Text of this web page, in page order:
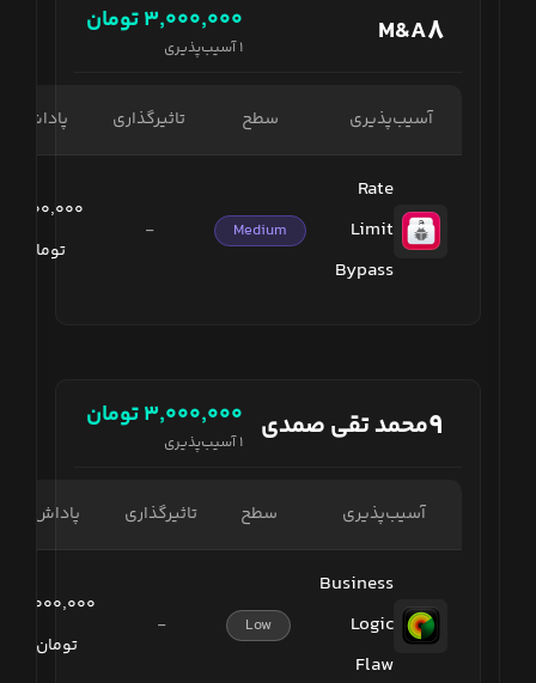
۸M&A ۳٬۰۰۰٬۰۰۰تومان
۱آسیب‌پذیری
آسیب‌پذیری سطح تاثیرگذاری پاداش
Rate
Limit
Bypass
Medium
-
۳٬۰۰۰٬۰۰۰
تومان
۹محمد تقی صمدی ۳٬۰۰۰٬۰۰۰تومان
۱آسیب‌پذیری
آسیب‌پذیری سطح تاثیرگذاری پاداش
Business
Logic
Flaw
Low
-
۳٬۰۰۰٬۰۰۰
تومان